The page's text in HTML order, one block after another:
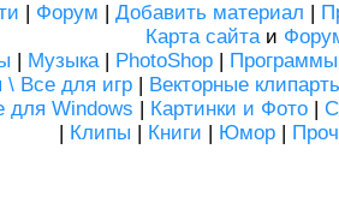
| Форум | Добавить материал |
Карта сайтаи
| Музыка| PhotoShop | Программы
\ Все для игр | Векторные
для Windows | Картинки и Фото|
| Клипы | Книги | Юмор |